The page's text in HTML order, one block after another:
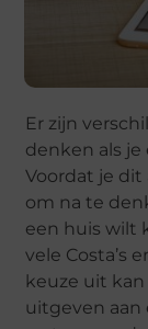
Er zijn
denken als je
Voordat je dit
om na te
een huis wilt
vele Costa’s
keuze uit
uitgeven aan